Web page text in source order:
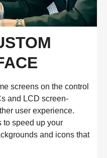
screens on the control
and LCD screen-
user experience.
to speed up your
and icons that